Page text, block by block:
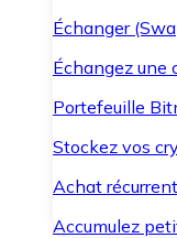
Échanger
Échangez une
Portefeuille
Stockez vos
Achat
Accumulez